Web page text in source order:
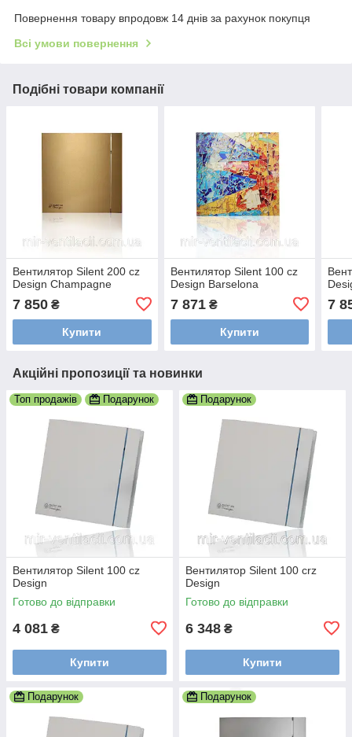
Повернення товару впродовж 14 днів за рахунок покупця
Всі умови повернення
Подібні товари компанії
Вентилятор Silent 200 cz
Design Champagne
7 850 ₴
Купити
Вентилятор Silent 100 cz
Design Barselona
7 871₴
Купити
7
Акційні пропозиції та новинки
Топ продажів Подарунок
Вентилятор Silent 100 cz
Design
Готово до відправки
4 081 ₴
Купити
Подарунок
Вентилятор Silent 100 crz
Design
Готово до відправки
6 348 ₴
Купити
Подарунок Подарунок